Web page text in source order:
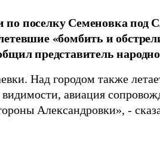
поселку Семеновка под
«бомбить и
представитель
Над городом также
авиация
Александровки», -